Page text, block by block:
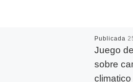
Publicada
Juego
sobre